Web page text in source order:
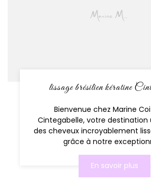
lissage brésilien kératine
Bienvenue chez Marine
Cintegabelle, votre destination
des cheveux incroyablement
grâce à notre
En savoir plus